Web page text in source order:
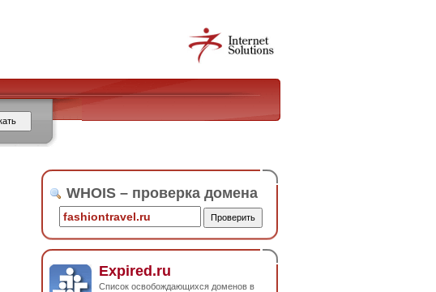
WHOIS – проверка домена
Expired.ru
Список освобождающихся доменов в